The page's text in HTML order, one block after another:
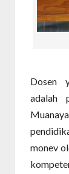
Dosen
adalah
monev